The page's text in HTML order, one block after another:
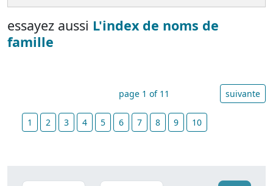
essayez aussi L'index de noms de
famille
page 1 of 11 suivante
1 2 3 4 5 6 7 8 9 10